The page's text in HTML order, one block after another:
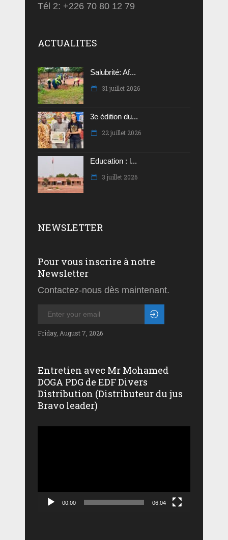
Tél 2: +226 70 80 12 79
ACTUALITES
Salubrité: Af...
31 juillet 2026
3e édition du...
22 juillet 2026
Education : l...
3 juillet 2026
NEWSLETTER
Pour vous inscrire à notre
Newsletter
Contactez-nous dès maintenant.
Friday, August 7, 2026
Entretien avec Mr Mohamed
DOGA PDG de EDF Divers
Distribution (Distributeur du jus
Bravo leader)
00:00 06:04